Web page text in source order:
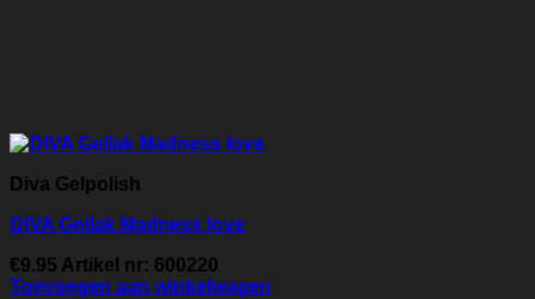
Diva Gelpolish
DIVA Gellak Madness love
€9.95 Artikel nr: 600220
Toevoegen aan winkelwagen